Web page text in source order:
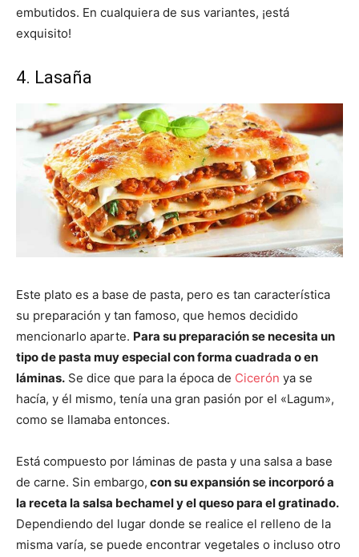
embutidos. En cualquiera de sus variantes, ¡está
exquisito!
4. Lasaña
Este plato es a base de pasta, pero es tan característica
su preparación y tan famoso, que hemos decidido
mencionarlo aparte. Para su preparación se necesita un
tipo de pasta muy especial con forma cuadrada o en
láminas. Se dice que para la época de Cicerón ya se
hacía, y él mismo, tenía una gran pasión por el «Lagum»,
como se llamaba entonces.
Está compuesto por láminas de pasta y una salsa a base
de carne. Sin embargo, con su expansión se incorporó a
la receta la salsa bechamel y el queso para el gratinado.
Dependiendo del lugar donde se realice el relleno de la
misma varía, se puede encontrar vegetales o incluso otro